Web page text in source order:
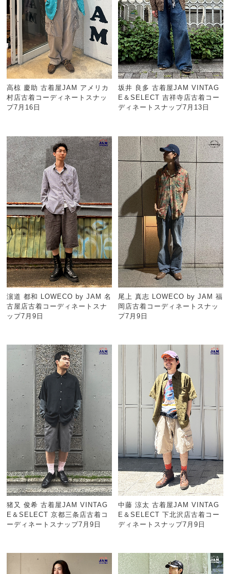
高椋 慶助 古着屋JAM アメリカ
村店古着コーディネートスナッ
プ7月16日
坂井 良多 古着屋JAM VINTAG
E＆SELECT 吉祥寺店古着コー
ディネートスナップ7月13日
濵道 都和 LOWECO by JAM 名
古屋店古着コーディネートスナ
ップ7月9日
尾上 真志 LOWECO by JAM 福
岡店古着コーディネートスナッ
プ7月9日
猪又 俊希 古着屋JAM VINTAG
E＆SELECT 京都三条店古着コ
ーディネートスナップ7月9日
中藤 涼太 古着屋JAM VINTAG
E＆SELECT 下北沢店古着コー
ディネートスナップ7月9日